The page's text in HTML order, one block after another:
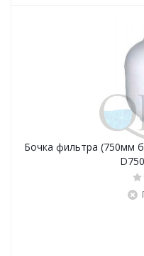
Бочка фильтра (750мм